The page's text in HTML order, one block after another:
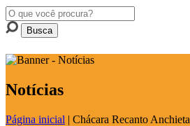
Notícias
Página inicial | Chácara Recanto Anchieta